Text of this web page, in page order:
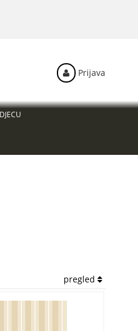
pregled
Prijava